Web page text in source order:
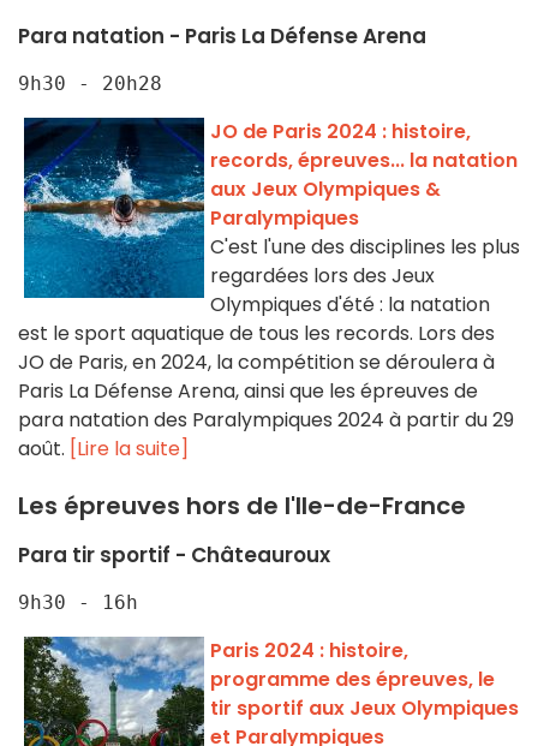
Para natation - Paris La Défense Arena
9h30 - 20h28
JO de Paris 2024 : histoire,
records, épreuves... la natation
aux Jeux Olympiques &
Paralympiques
C'est l'une des disciplines les plus
regardées lors des Jeux
Olympiques d'été : la natation
est le sport aquatique de tous les records. Lors des
JO de Paris, en 2024, la compétition se déroulera à
Paris La Défense Arena, ainsi que les épreuves de
para natation des Paralympiques 2024 à partir du 29
août. [Lire la suite]
Les épreuves hors de l'Ile-de-France
Para tir sportif - Châteauroux
9h30 - 16h
Paris 2024 : histoire,
programme des épreuves, le
tir sportif aux Jeux Olympiques
et Paralympiques